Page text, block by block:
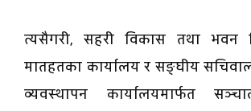
त्यसैगरी, सहरी विकास तथा भवन
मातहतका कार्यालय र सङ्घीय
व्यवस्थापन कार्यालयमार्फत